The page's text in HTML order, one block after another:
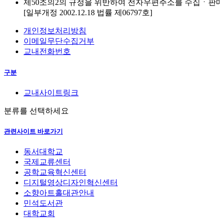
제50조의2의 규정을 위반하여 전자우편주소를 수집ㆍ
[일부개정 2002.12.18 법률 제06797호]
개인정보처리방침
이메일무단수집거부
교내전화번호
구분
교내사이트링크
분류를 선택하세요
관련사이트 바로가기
동서대학교
국제교류센터
공학교육혁신센터
디지털영상디자인혁신센터
소향아트홀대관안내
민석도서관
대학교회